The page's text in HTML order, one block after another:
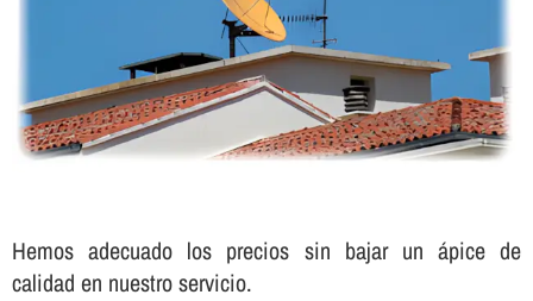
Hemos adecuado los precios sin bajar un ápice de
calidad en nuestro servicio.